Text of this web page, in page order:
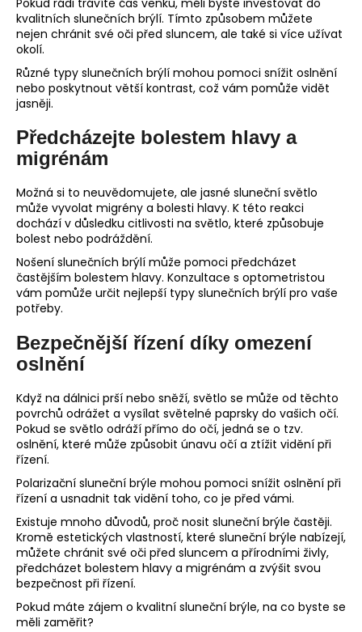
kvalitních slunečních brýlí. Tímto způsobem můžete
nejen chránit své oči před sluncem, ale také si více užívat
okolí.
Různé typy slunečních brýlí mohou pomoci snížit oslnění
nebo poskytnout větší kontrast, což vám pomůže vidět
jasněji.
Předcházejte bolestem hlavy a
migrénám
Možná si to neuvědomujete, ale jasné sluneční světlo
může vyvolat migrény a bolesti hlavy. K této reakci
dochází v důsledku citlivosti na světlo, které způsobuje
bolest nebo podráždění.
Nošení slunečních brýlí může pomoci předcházet
častějším bolestem hlavy. Konzultace s optometristou
vám pomůže určit nejlepší typy slunečních brýlí pro vaše
potřeby.
Bezpečnější řízení díky omezení
oslnění
Když na dálnici prší nebo sněží, světlo se může od těchto
povrchů odrážet a vysílat světelné paprsky do vašich očí.
Pokud se světlo odráží přímo do očí, jedná se o tzv.
oslnění, které může způsobit únavu očí a ztížit vidění při
řízení.
Polarizační sluneční brýle mohou pomoci snížit oslnění při
řízení a usnadnit tak vidění toho, co je před vámi.
Existuje mnoho důvodů, proč nosit sluneční brýle častěji.
Kromě estetických vlastností, které sluneční brýle nabízejí,
můžete chránit své oči před sluncem a přírodními živly,
předcházet bolestem hlavy a migrénám a zvýšit svou
bezpečnost při řízení.
Pokud máte zájem o kvalitní sluneční brýle, na co byste se
měli zaměřit?